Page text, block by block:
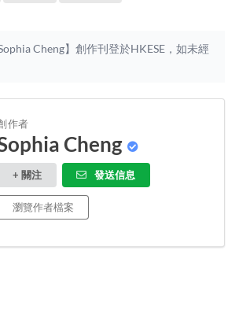
Cheng】創作刊登於HKESE，如未經
作者
Cheng
+ 關注 發送信息
瀏覽作者檔案